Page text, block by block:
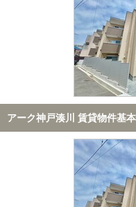
アーク神戸湊川 賃貸物件基